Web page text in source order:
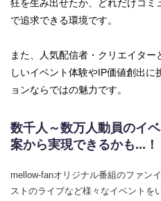
狂を生み出せたか、どれだけコミ
で追求できる環境です。
また、人気配信者・クリエイタ
しいイベント体験やIP価値創出
ョンならではの魅力です。
数千人～数万人動員のイ
案から実現できるかも...！
mellow-fanオリジナル番組のファン
ストのライブなど様々なイベントを